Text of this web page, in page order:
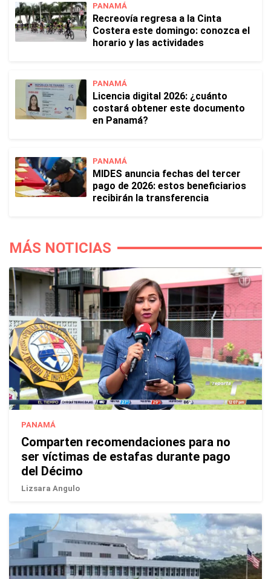
PANAMÁ
Recreovía regresa a la Cinta
Costera este domingo: conozca el
horario y las actividades
PANAMÁ
Licencia digital 2026: ¿cuánto
costará obtener este documento
en Panamá?
PANAMÁ
MIDES anuncia fechas del tercer
pago de 2026: estos beneficiarios
recibirán la transferencia
MÁS NOTICIAS
PANAMÁ
Comparten recomendaciones para no
ser víctimas de estafas durante pago
del Décimo
Lizsara Angulo